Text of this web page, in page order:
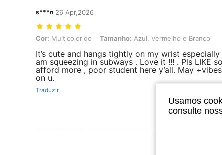
s***n 26 Apr,2026
Cor: Multicolorido, Tamanho: Azul, Vermelho e Branco
Cor: Multicolorido Tamanho: Azul, Vermelho e Branco
It’s cute and hangs tightly on my wrist especially
am squeezing in subways . Love it !!! . Pls LIKE
afford more , poor student here y’all. May
on u.
Traduzir
Usamos
consulte